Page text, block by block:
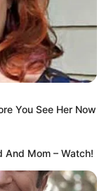
You See Her Now
And Mom – Watch!